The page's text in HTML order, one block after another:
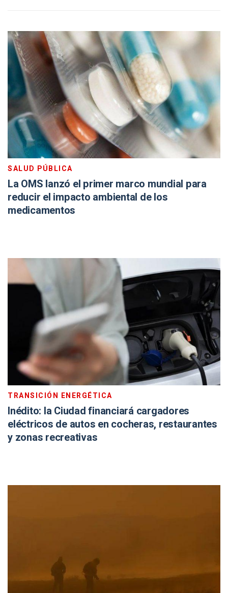
SALUD PÚBLICA
La OMS lanzó el primer marco mundial para
reducir el impacto ambiental de los
medicamentos
TRANSICIÓN ENERGÉTICA
Inédito: la Ciudad financiará cargadores
eléctricos de autos en cocheras, restaurantes
y zonas recreativas